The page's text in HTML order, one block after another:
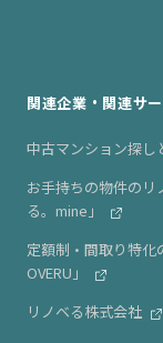
関連企業・関連サ
中古マンション探し
お手持ちの物件の
る。mine」
定額制・間取り特化
OVERU」
リノベる株式会社